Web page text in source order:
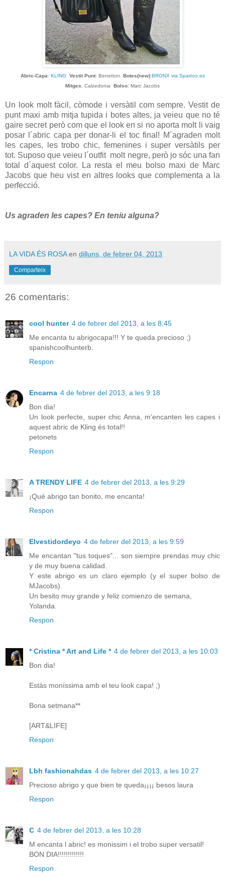
Abric-Capa: KLING Vestit Punt: Benetton Botes(new):BRONX via Spartoo.es
Mitges: Calzedonia Bolso: Marc Jacobs
Un look molt fàcil, còmode i versàtil com sempre. Vestit de
punt maxi amb mitja tupida i botes altes, ja veieu que no té
gaire secret però com que el look en si no aporta molt li vaig
posar l´abric capa per donar-li el toc final! M´agraden molt
les capes, les trobo chic, femenines i super versàtils per
tot. Suposo que veieu l´outfit molt negre, però jo sóc una fan
total d´aquest color. La resta el meu bolso maxi de Marc
Jacobs que heu vist en altres looks que complementa a la
perfecció.
Us agraden les capes? En teniu alguna?
LA VIDA ÉS ROSA en dilluns, de febrer 04, 2013
Comparteix
26 comentaris:
cool hunter 4 de febrer del 2013, a les 8:45
Me encanta tu abrigocapa!!! Y te queda precioso ;)
spanishcoolhunterb.
Respon
Encarna 4 de febrer del 2013, a les 9:18
Bon dia!
Un look perfecte, super chic Anna, m'encanten les capes i
aquest abric de Kling és total!!
petonets
Respon
A TRENDY LIFE 4 de febrer del 2013, a les 9:29
¡Qué abrigo tan bonito, me encanta!
Respon
Elvestidordeyo 4 de febrer del 2013, a les 9:59
Me encantan "tus toques"... son siempre prendas muy chic
y de muy buena calidad.
Y este abrigo es un claro ejemplo (y el super bolso de
MJacobs).
Un besito muy grande y feliz comienzo de semana,
Yolanda.
Respon
* Cristina * Art and Life * 4 de febrer del 2013, a les 10:03
Bon dia!
Estàs moníssima amb el teu look capa! ;)
Bona setmana**
[ART&LIFE]
Respon
Lbh fashionahdas 4 de febrer del 2013, a les 10:27
Precioso abrigo y que bien te queda¡¡¡¡ besos laura
Respon
C 4 de febrer del 2013, a les 10:28
M encanta l abric! es monissim i el trobo super versatil!
BON DIA!!!!!!!!!!!!!
Respon